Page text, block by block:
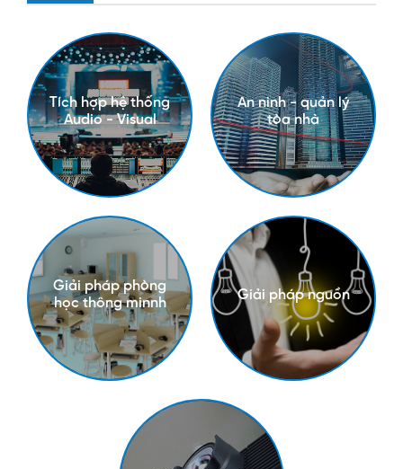
Tích hợp hệ thống
Audio - Visual
An ninh - quản lý
tòa nhà
Giải pháp phòng
học thông minnh
Giải pháp nguồn